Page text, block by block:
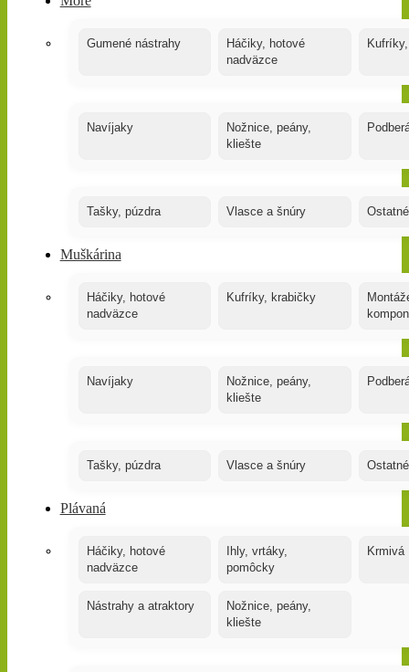
Gumené nástrahy
Háčiky, hotové
nadväzce
Navíjaky
Nožnice, peány,
kliešte
Tašky, púzdra Vlasce a šnúry Ostatné
Muškárina
Háčiky, hotové
nadväzce
Kufríky, krabičky
Navíjaky
Nožnice, peány,
kliešte
Tašky, púzdra Vlasce a šnúry
Plávaná
Háčiky, hotové
nadväzce
Ihly, vrtáky,
pomôcky
Krmivá
Nástrahy a atraktory
Nožnice, peány,
kliešte